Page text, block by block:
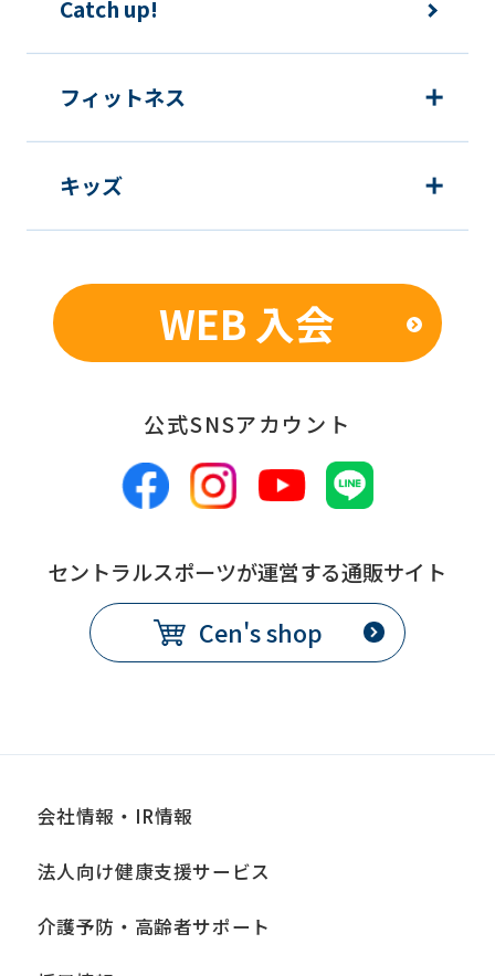
may
an
translation.
translation
may
differ
the
original
content.
ask
that
you
this
the
Catch up!
フィットネス
キッズ
WEB 入会
公式SNSアカウント
セントラルスポーツが運営する通販サイト
Cen's shop
会社情報・IR情報
法人向け健康支援サービス
介護予防・高齢者サポート